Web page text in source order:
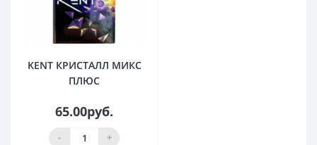
KENT КРИСТАЛЛ МИКС
ПЛЮС
65.00руб.
- +